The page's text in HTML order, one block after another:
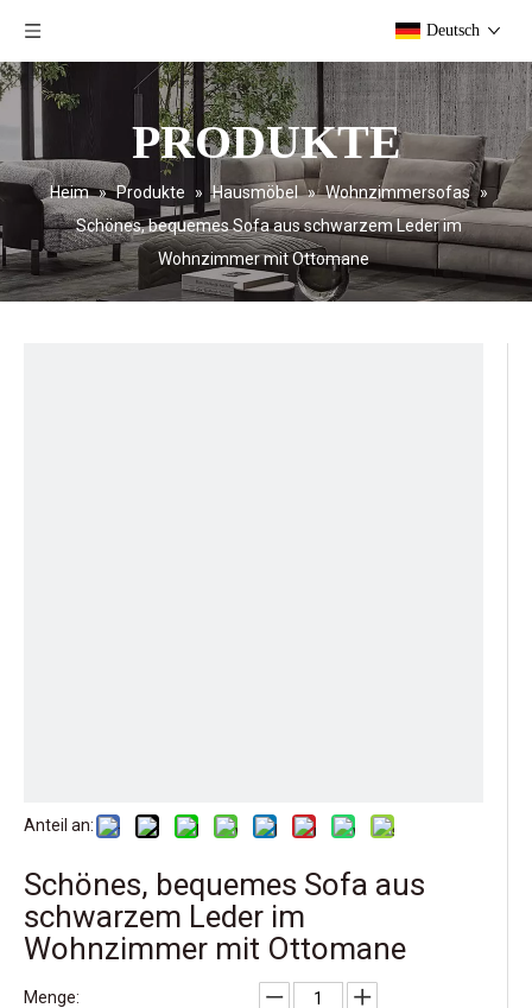
Deutsch
PRODUKTE
Heim » Produkte » Hausmöbel » Wohnzimmersofas »
Schönes, bequemes Sofa aus schwarzem Leder im
Wohnzimmer mit Ottomane
Anteil an:
Schönes, bequemes Sofa aus
schwarzem Leder im
Wohnzimmer mit Ottomane
Menge: